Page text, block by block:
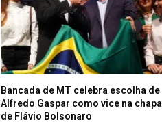
Bancada de MT celebra escolha de
Alfredo Gaspar como vice na chapa
de Flávio Bolsonaro